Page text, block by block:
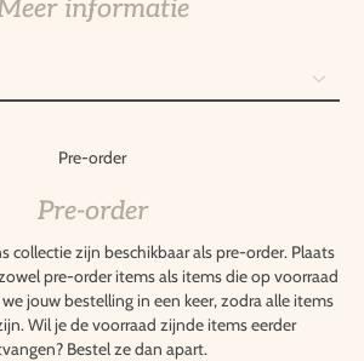
informatie
Pre-order
Pre-order
collectie zijn beschikbaar als pre-order. Plaats
pre-order items als items die op voorraad
jouw bestelling in een keer, zodra alle items
Wil je de voorraad zijnde items eerder
Bestel ze dan apart.